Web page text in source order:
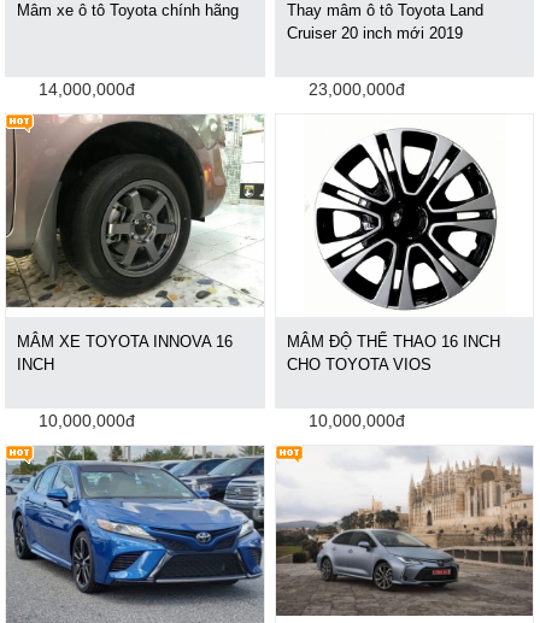
Mâm xe ô tô Toyota chính hãng
14,000,000đ
Thay mâm ô tô Toyota Land
Cruiser 20 inch mới 2019
23,000,000đ
MÂM XE TOYOTA INNOVA 16
INCH
10,000,000đ
MÂM ĐỘ THỂ THAO 16 INCH
CHO TOYOTA VIOS
10,000,000đ